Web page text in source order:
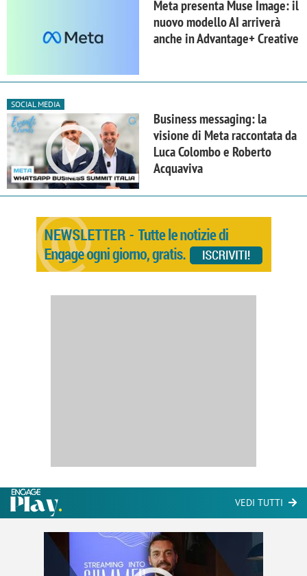
Meta presenta Muse Image: il
nuovo modello AI arriverà
anche in Advantage+ Creative
SOCIAL MEDIA
Business messaging: la
visione di Meta raccontata da
Luca Colombo e Roberto
Acquaviva
VEDI TUTTI